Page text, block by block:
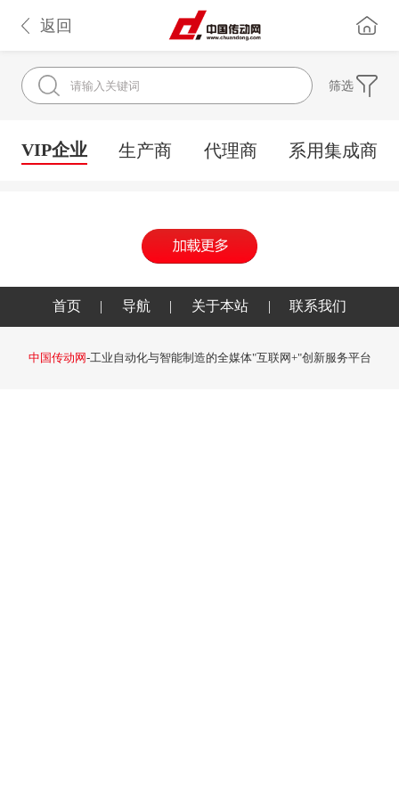
返回
筛选
VIP企业 生产商 代理商 系用集成商
首页 | 导航 | 关于本站 | 联系我们
中国传动网-工业自动化与智能制造的全媒体"互联网+"创新服务平台